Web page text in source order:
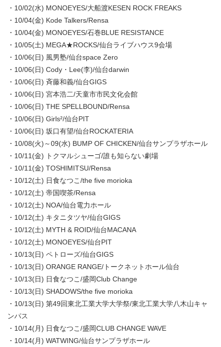
・10/02(水) MONOEYES/大船渡KESEN ROCK FREAKS
・10/04(金) Kode Talkers/Rensa
・10/04(金) MONOEYES/石巻BLUE RESISTANCE
・10/05(土) MEGA★ROCKS/仙台ライブハウス9会場
・10/06(日) 風男塾/仙台space Zero
・10/06(日) Cody・Lee(李)/仙台darwin
・10/06(日) 斉藤和義/仙台GIGS
・10/06(日) 宮本浩二/天童市市民文化会館
・10/06(日) THE SPELLBOUND/Rensa
・10/06(日) Girls²/仙台PIT
・10/06(日) 坂口有望/仙台ROCKATERIA
・10/08(火)～09(水) BUMP OF CHICKEN/仙台サンプラザホール
・10/11(金) トクマルシューゴ/誰も知らない劇場
・10/11(金) TOSHIMITSU/Rensa
・10/12(土) 日食なつこ/the five morioka
・10/12(土) 帝国喫茶/Rensa
・10/12(土) NOA/仙台電力ホール
・10/12(土) キタニタツヤ/仙台GIGS
・10/12(土) MYTH & ROID/仙台MACANA
・10/12(土) MONOEYES/仙台PIT
・10/13(日) ペトローズ/仙台GIGS
・10/13(日) ORANGE RANGE/トークネットホール仙台
・10/13(日) 日食なつこ/盛岡Club Change
・10/13(日) SHADOWS/the five morioka
・10/13(日) 第49回東北工業大学大学祭/東北工業大学八木山キャ
ンパス
・10/14(月) 日食なつこ/盛岡CLUB CHANGE WAVE
・10/14(月) WATWING/仙台サンプラザホール